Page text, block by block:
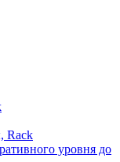
Rack
уровня до